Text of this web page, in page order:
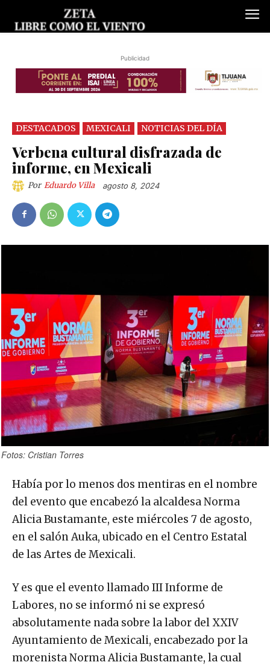
Publicidad
DESTACADOS MEXICALI NOTICIAS DEL DÍA
Verbena cultural disfrazada de
informe, en Mexicali
Por Eduardo Villa agosto 8, 2024
Fotos: Cristian Torres
Había por lo menos dos mentiras en el nombre
del evento que encabezó la alcaldesa Norma
Alicia Bustamante, este miércoles 7 de agosto,
en el salón Auka, ubicado en el Centro Estatal
de las Artes de Mexicali.
Y es que el evento llamado III Informe de
Labores, no se informó ni se expresó
absolutamente nada sobre la labor del XXIV
Ayuntamiento de Mexicali, encabezado por la
morenista Norma Alicia Bustamante, la cual